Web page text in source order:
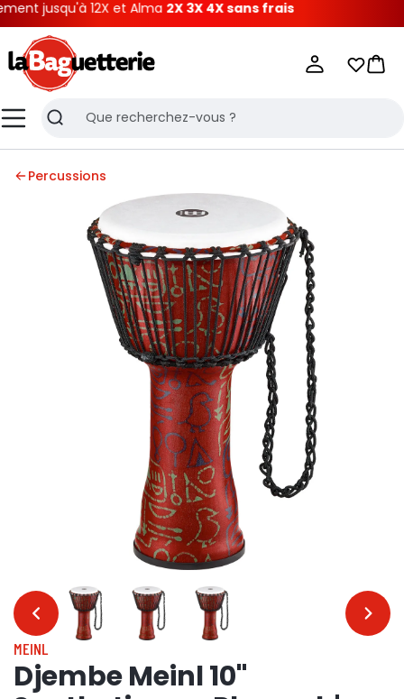
12X et Alma2X 3X 4X sans frais
MenuRecherche
Mes
Percussions
… …
MEINL
Djembe Meinl 10"